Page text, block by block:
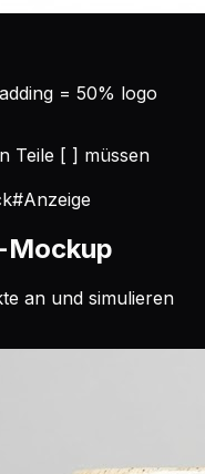
= 50% logo
Teile [ ] müssen
#Anzeige
Mockup
an und simulieren